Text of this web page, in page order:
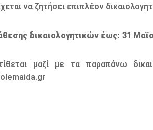
να ζητήσει επιπλέον
δικαιολογητικών έως: 31
μαζί με τα παραπάνω